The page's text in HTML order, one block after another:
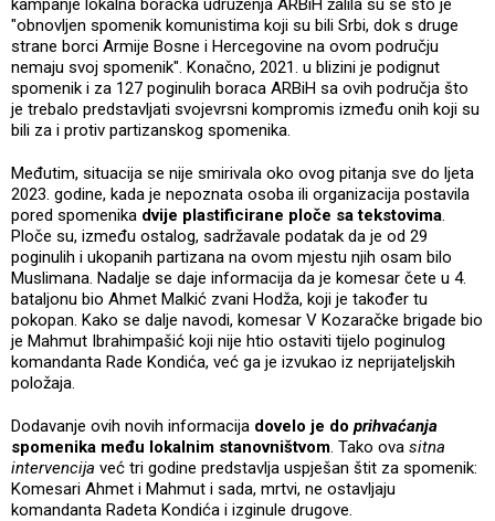
"obnovljen spomenik komunistima koji su bili Srbi, dok s druge
strane borci Armije Bosne i Hercegovine na ovom području
nemaju svoj spomenik". Konačno, 2021. u blizini je podignut
spomenik i za 127 poginulih boraca ARBiH sa ovih područja što
je trebalo predstavljati svojevrsni kompromis između onih koji su
bili za i protiv partizanskog spomenika.
Međutim, situacija se nije smirivala oko ovog pitanja sve do ljeta
2023. godine, kada je nepoznata osoba ili organizacija postavila
pored spomenika dvije plastificirane ploče sa tekstovima
Ploče su, između ostalog, sadržavale podatak da je od 29
poginulih i ukopanih partizana na ovom mjestu njih osam bilo
Muslimana. Nadalje se daje informacija da je komesar čete u 4.
bataljonu bio Ahmet Malkić zvani Hodža, koji je također tu
pokopan. Kako se dalje navodi, komesar V Kozaračke brigade bio
je Mahmut Ibrahimpašić koji nije htio ostaviti tijelo poginulog
komandanta Rade Kondića, već ga je izvukao iz neprijateljskih
položaja.
Dodavanje ovih novih informacija dovelo je do prihvaćanja
spomenika među lokalnim stanovništvom . Tako ova sitna
intervencija već tri godine predstavlja uspješan štit za spomenik:
Komesari Ahmet i Mahmut i sada, mrtvi, ne ostavljaju
komandanta Radeta Kondića i izginule drugove.